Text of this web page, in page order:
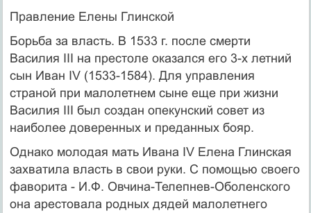
Правление Елены Глинской
Борьба за власть. В 1533 г. после смерти
Василия III на престоле оказался его 3-х летний
сын Иван IV (1533-1584). Для управления
страной при малолетнем сыне еще при жизни
Василия III был создан опекунский совет из
наиболее доверенных и преданных бояр.
Однако молодая мать Ивана IV Елена Глинская
захватила власть в свои руки. С помощью своего
фаворита - И.Ф. Овчина-Телепнев-Оболенского
она арестовала родных дядей малолетнего